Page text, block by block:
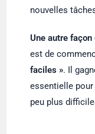
nouvelles
Une autre
est de
faciles ». Il
essentielle
peu plus